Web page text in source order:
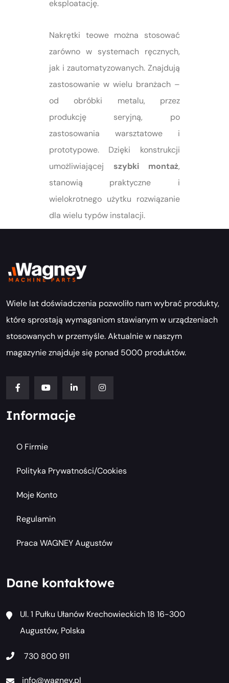
eksploatację.
Nakrętki teowe można stosować
zarówno w systemach ręcznych,
jak i zautomatyzowanych. Znajdują
zastosowanie w wielu branżach –
od obróbki metalu, przez
produkcję seryjną, po
zastosowania warsztatowe i
prototypowe. Dzięki konstrukcji
umożliwiającej szybki montaż,
stanowią praktyczne i
wielokrotnego użytku rozwiązanie
dla wielu typów instalacji.
Wiele lat doświadczenia pozwoliło nam wybrać produkty,
które sprostają wymaganiom stawianym w urządzeniach
stosowanych w przemyśle. Aktualnie w naszym
magazynie znajduje się ponad 5000 produktów.
Informacje
O Firmie
Polityka Prywatności/cookies
Moje Konto
Regulamin
Praca WAGNEY Augustów
Dane kontaktowe
Ul. 1 Pułku Ułanów Krechowieckich 18 16-300
Augustów, Polska
730 800 911
info@wagney.pl